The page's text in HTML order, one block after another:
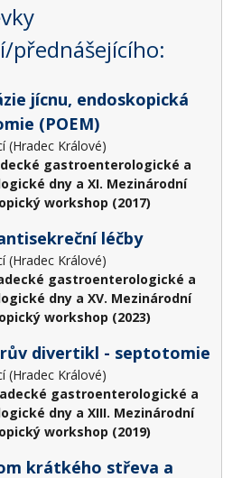
přednášejícího:
jícnu, endoskopická
(POEM)
(Hradec Králové)
gastroenterologické a
dny a XI. Mezinárodní
workshop (2017)
léčby
(Hradec Králové)
gastroenterologické a
dny a XV. Mezinárodní
workshop (2023)
divertikl - septotomie
(Hradec Králové)
gastroenterologické a
dny a XIII. Mezinárodní
workshop (2019)
krátkého střeva a